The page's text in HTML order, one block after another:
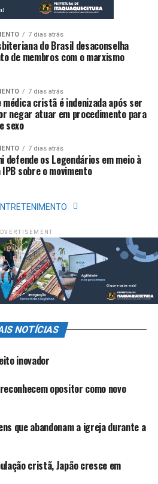
7 dias atrás
do Brasil desaconselha
de membros com o marxismo
7 dias atrás
cristã é indenizada após ser
negar atuar em procedimento para
sexo
7 dias atrás
defende os Legendários em meio à
sobre o movimento
NOTÍCIAS
inovador
opositor como novo
que abandonam a igreja durante a
cristã, Japão cresce em